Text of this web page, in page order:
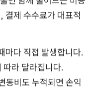
결제 수수료가 대표적
마다 직접 발생합니다.
따라 달라집니다.
동비도 누적되면 손익